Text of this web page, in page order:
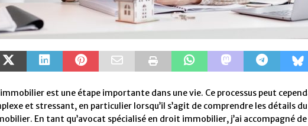
est une étape importante dans une vie. Ce processus peut
et stressant, en particulier lorsqu’il s’agit de comprendre les détails
En tant qu’avocat spécialisé en droit immobilier, j’ai accompagné